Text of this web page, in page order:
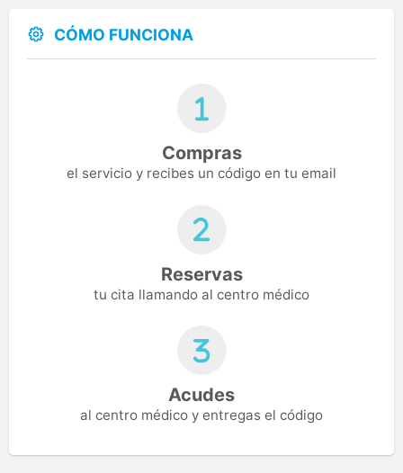
CÓMO FUNCIONA
Compras
el servicio y recibes un código en tu email
Reservas
tu cita llamando al centro médico
Acudes
al centro médico y entregas el código